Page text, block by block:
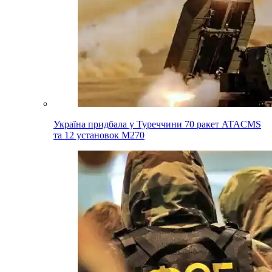
Україна придбала у Туреччини 70 ракет ATACMS
та 12 установок M270